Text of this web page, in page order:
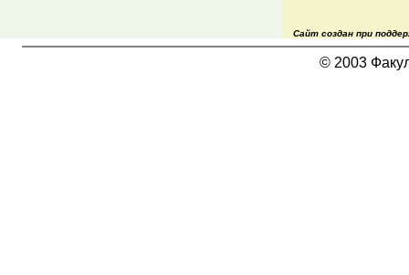
Сайт создан при
© 2003